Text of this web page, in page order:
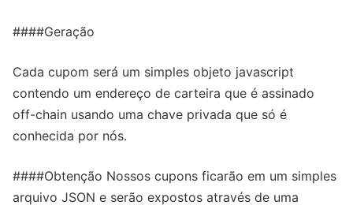
####Geração
Cada cupom será um simples objeto javascript
contendo um endereço de carteira que é assinado
off-chain usando uma chave privada que só é
conhecida por nós.
####Obtenção Nossos cupons ficarão em um simples
arquivo JSON e serão expostos através de uma